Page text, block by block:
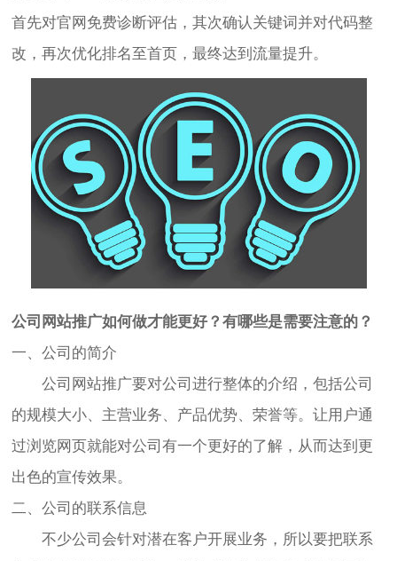
首先对官网免费诊断评估，其次确认关键词并对代码整
改，再次优化排名至首页，最终达到流量提升。
公司 网站推广如何做才能更好？有哪些是需要注意的？
一、公司的简介
公司网站推广要对公司进行整体的介绍，包括公司
的规模大小、主营业务、产品优势、荣誉等。让用户通
过浏览网页就能对公司有一个更好的了解，从而达到更
出色的宣传效果。
二、公司的联系信息
不少公司会针对潜在客户开展业务，所以要把联系